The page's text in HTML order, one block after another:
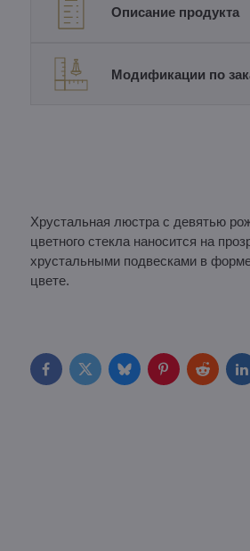
Описание продукта
Модификации по
Хрустальная люстра с девятью
цветного стекла наносится на
хрустальными подвесками в
цвете.
FacebookTwitterBlueskyPinterestReddit